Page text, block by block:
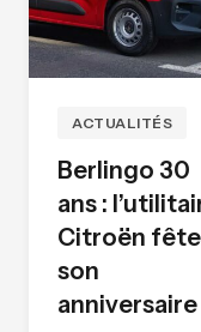
ACTUALITÉS
Berlingo 30
ans :
Citroën fête
son
anniversaire